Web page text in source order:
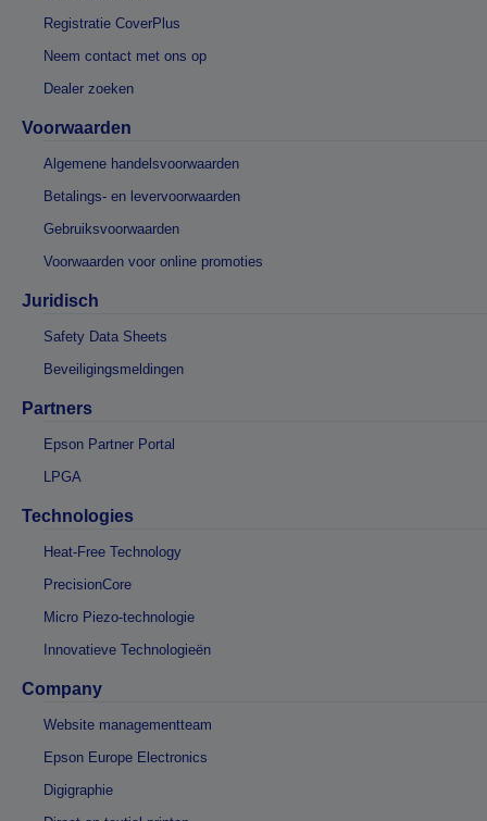
Registratie CoverPlus
Neem contact met ons op
Dealer zoeken
Voorwaarden
Algemene handelsvoorwaarden
Betalings- en levervoorwaarden
Gebruiksvoorwaarden
Voorwaarden voor online promoties
Juridisch
Safety Data Sheets
Beveiligingsmeldingen
Partners
Epson Partner Portal
LPGA
Technologies
Heat-Free Technology
PrecisionCore
Micro Piezo-technologie
Innovatieve Technologieën
Company
Website managementteam
Epson Europe Electronics
Digigraphie